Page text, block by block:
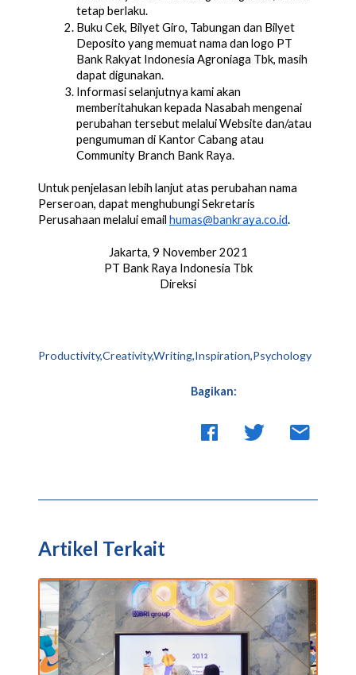
tetap berlaku.
Buku Cek, Bilyet Giro, Tabungan dan Bilyet
Deposito yang memuat nama dan logo PT
Bank Rakyat Indonesia Agroniaga Tbk, masih
dapat digunakan.
Informasi selanjutnya kami akan
memberitahukan kepada Nasabah mengenai
perubahan tersebut melalui Website dan/atau
pengumuman di Kantor Cabang atau
Community Branch Bank Raya.
Untuk penjelasan lebih lanjut atas perubahan nama
Perseroan, dapat menghubungi Sekretaris
Perusahaan melalui email humas@bankraya.co.id.
Jakarta, 9 November 2021
PT Bank Raya Indonesia Tbk
Direksi
Productivity,Creativity,Writing,Inspiration,Psychology
Bagikan:
Artikel Terkait